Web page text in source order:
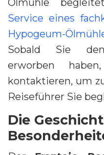
Service eines
Hypogeum-
Sobald Sie den
erworben
kontaktieren, um
Reiseführer Sie
Die